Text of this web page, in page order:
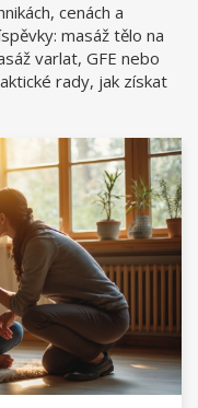
cenách a
masáž tělo na
varlat, GFE nebo
rady, jak získat